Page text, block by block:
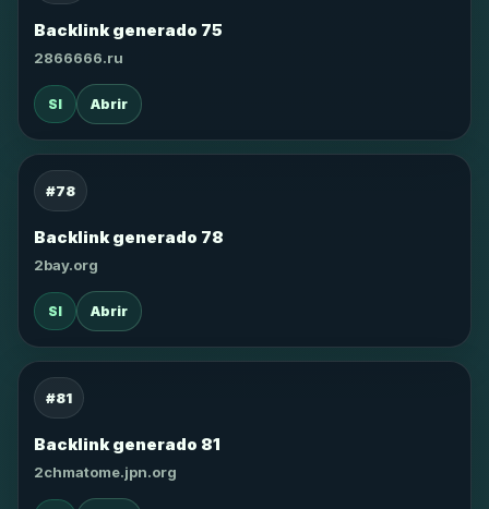
Backlink generado 75
2866666.ru
SI Abrir
#78
Backlink generado 78
2bay.org
SI Abrir
#81
Backlink generado 81
2chmatome.jpn.org